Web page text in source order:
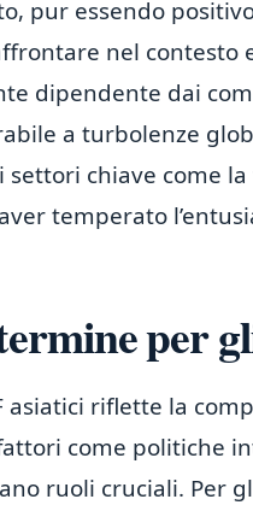
pur essendo
nel contesto
dipendente dai
a turbolenze
chiave come
temperato
per
asiatici riflette la
come politiche
ruoli cruciali. Per